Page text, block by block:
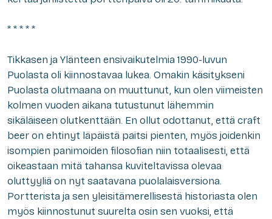
* * * * *
Tikkasen ja Ylänteen ensivaikutelmia 1990-luvun
Puolasta oli kiinnostavaa lukea. Omakin käsitykseni
Puolasta olutmaana on muuttunut, kun olen viimeisten
kolmen vuoden aikana tutustunut lähemmin
sikäläiseen olutkenttään. En ollut odottanut, että craft
beeron ehtinyt läpäistä paitsi pienten, myös joidenkin
isompien panimoiden filosofian niin totaalisesti, että
oikeastaan mitä tahansa kuviteltavissa olevaa
oluttyyliä on nyt saatavana puolalaisversiona.
Portterista ja sen yleisitämerellisestä historiasta olen
myös kiinnostunut suurelta osin sen vuoksi, että